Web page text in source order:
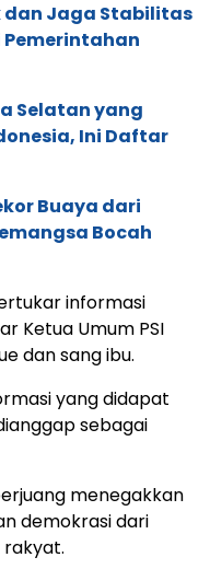
dan Jaga Stabilitas
Selatan yang
Ini Daftar
Buaya dari
Bocah
informasi
Ketua Umum PSI
dan sang ibu.
yang didapat
sebagai
menegakkan
demokrasi dari